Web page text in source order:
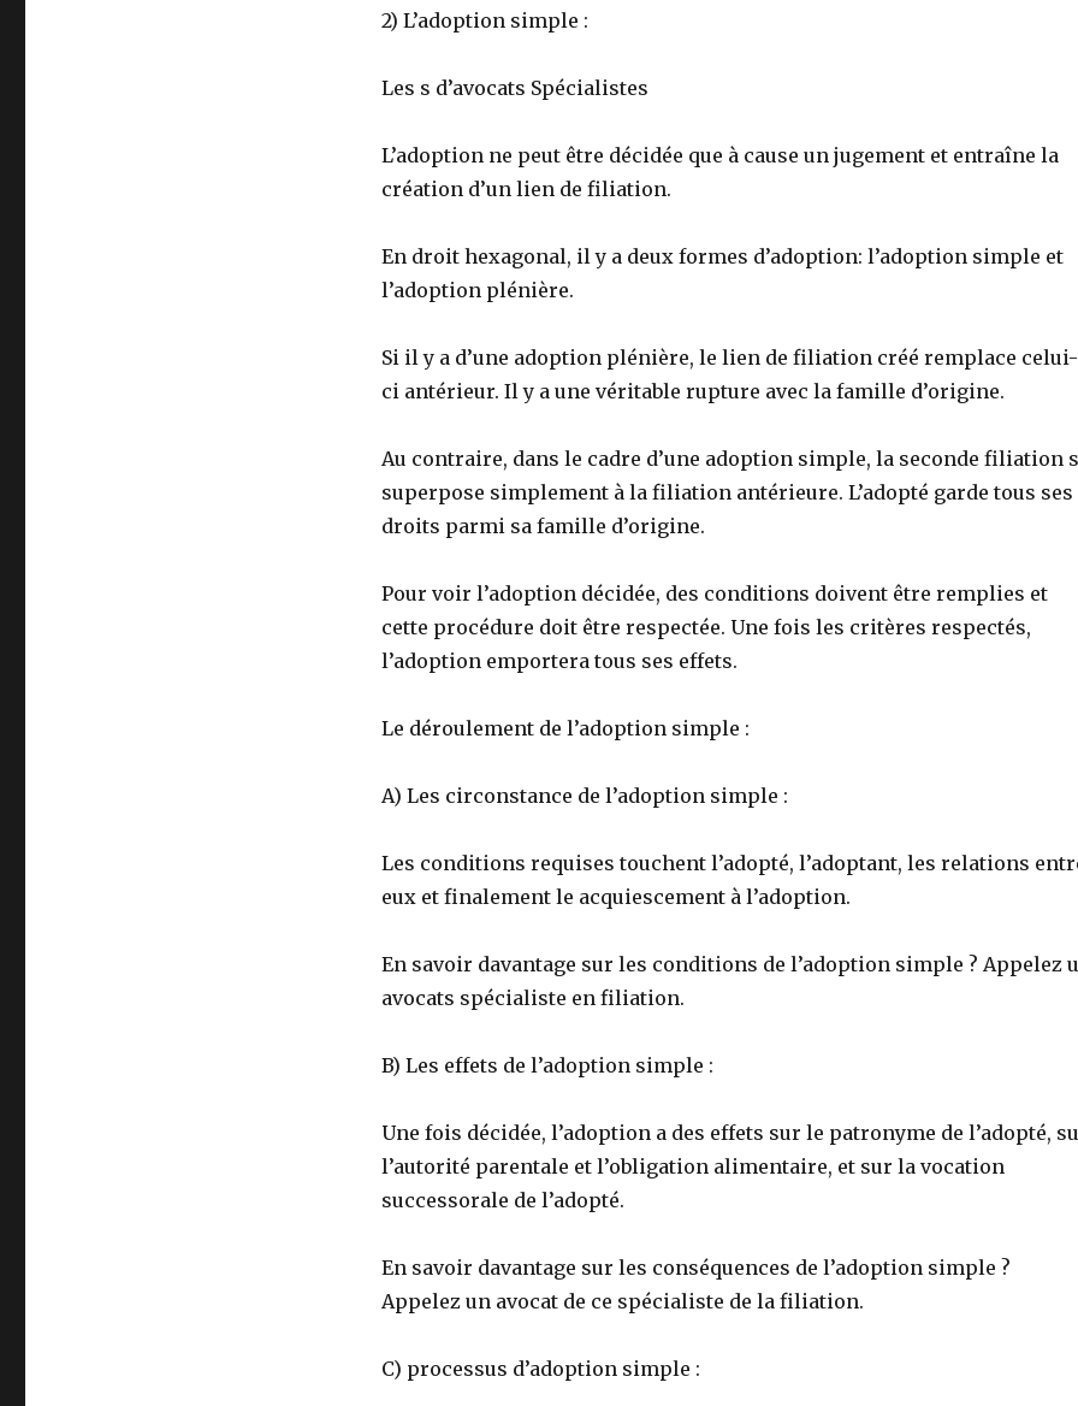
2) L’adoption simple :
Les s d’avocats Spécialistes
L’adoption ne peut être décidée que à cause un jugement et entraîne la
création d’un lien de filiation.
En droit hexagonal, il y a deux formes d’adoption: l’adoption simple et
l’adoption plénière.
Si il y a d’une adoption plénière, le lien de filiation créé remplace celui-
ci antérieur. Il y a une véritable rupture avec la famille d’origine.
Au contraire, dans le cadre d’une adoption simple, la seconde filiation
superpose simplement à la filiation antérieure. L’adopté garde tous ses
droits parmi sa famille d’origine.
Pour voir l’adoption décidée, des conditions doivent être remplies et
cette procédure doit être respectée. Une fois les critères respectés,
l’adoption emportera tous ses effets.
Le déroulement de l’adoption simple :
A) Les circonstance de l’adoption simple :
Les conditions requises touchent l’adopté, l’adoptant, les relations
eux et finalement le acquiescement à l’adoption.
En savoir davantage sur les conditions de l’adoption simple ? Appelez
avocats spécialiste en filiation.
B) Les effets de l’adoption simple :
Une fois décidée, l’adoption a des effets sur le patronyme de l’adopté,
l’autorité parentale et l’obligation alimentaire, et sur la vocation
successorale de l’adopté.
En savoir davantage sur les conséquences de l’adoption simple ?
Appelez un avocat de ce spécialiste de la filiation.
C) processus d’adoption simple :